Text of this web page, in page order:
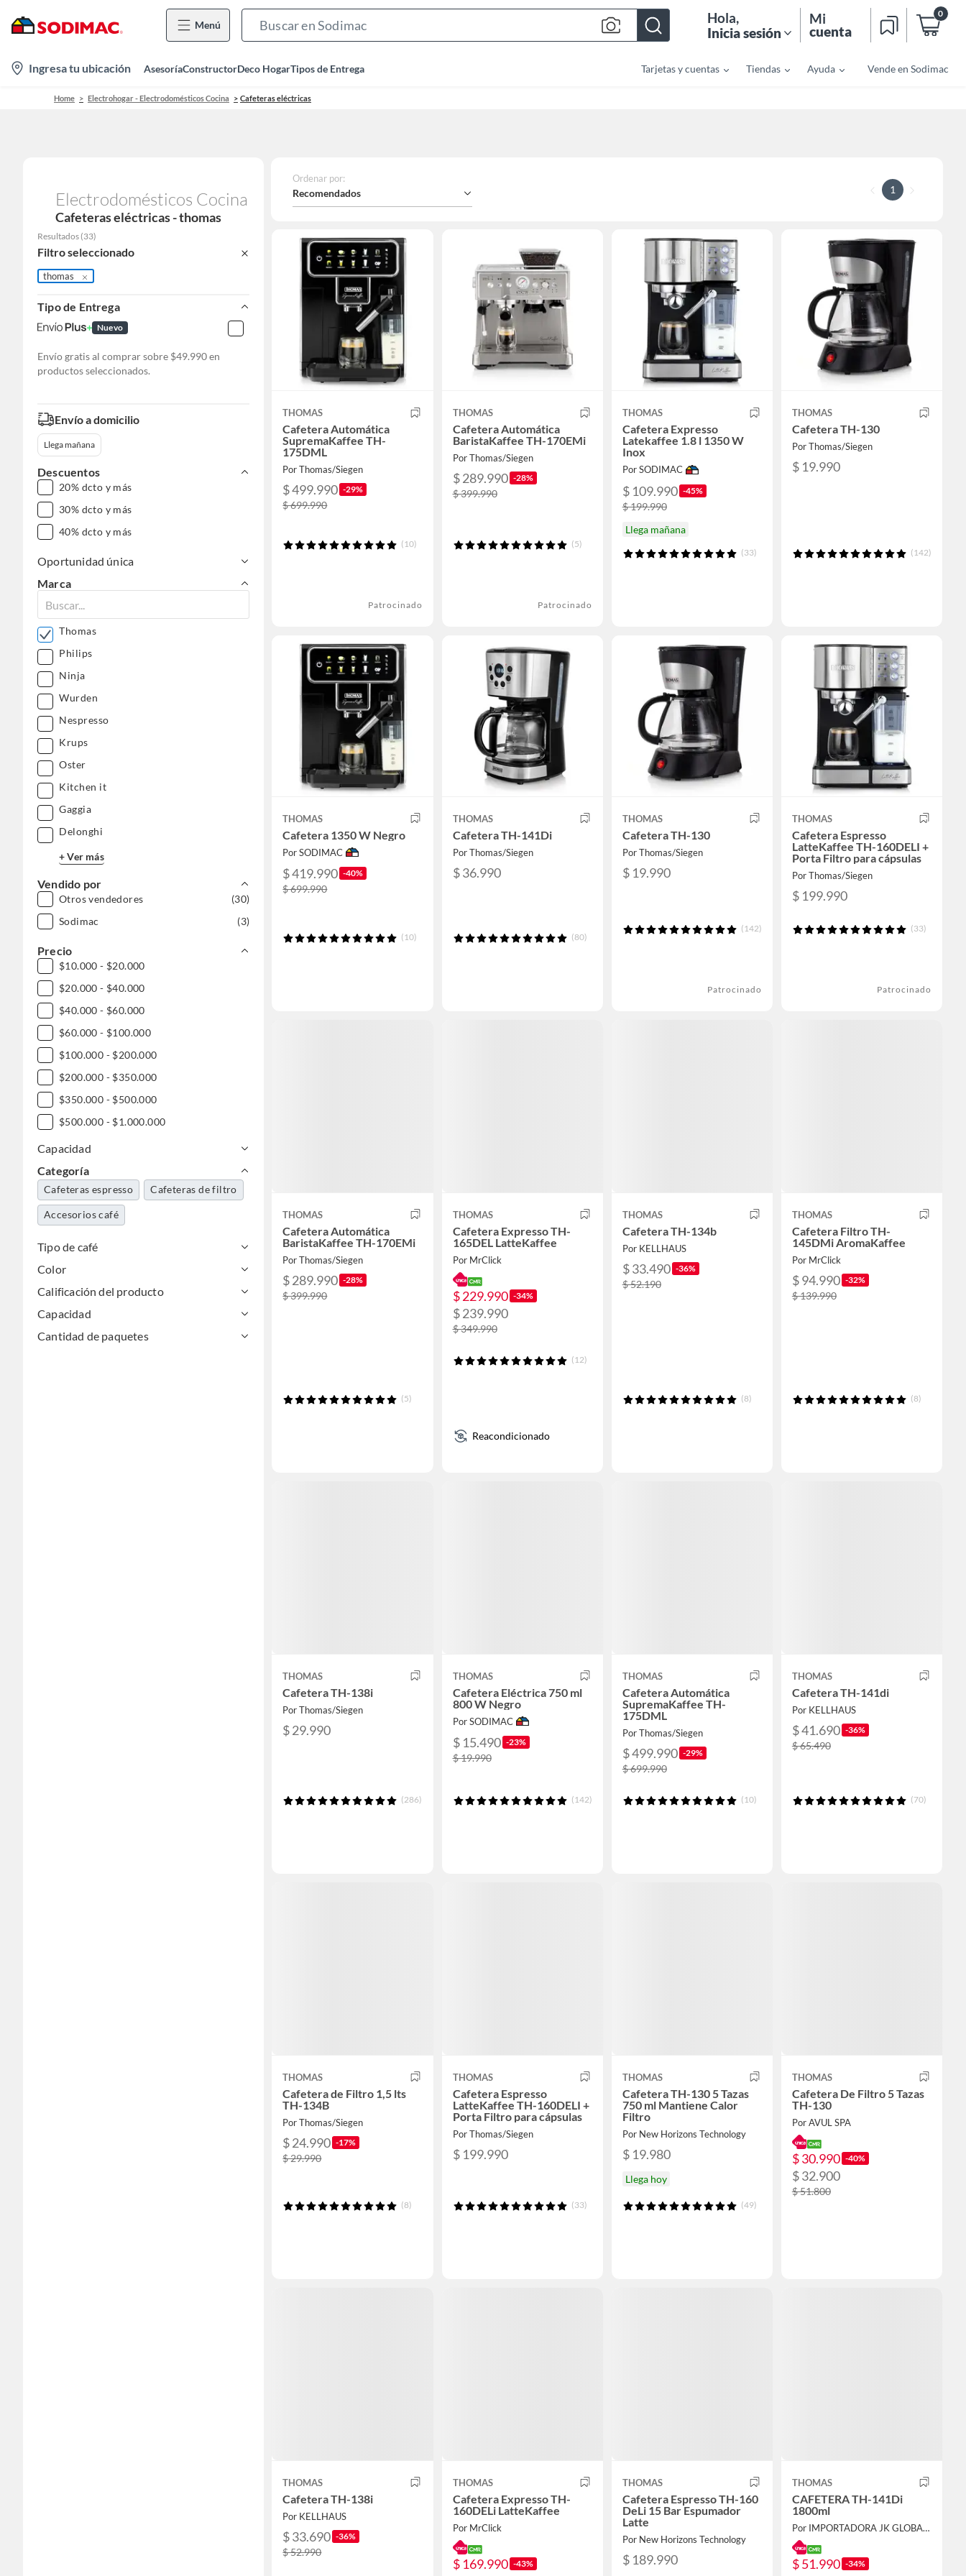
Menú
Bar
Hola,
Inicia sesión
Mi
cuenta
0
location-
icon
Ingresa tu ubicación AsesoríaConstructorDeco HogarTipos de Entrega Tarjetas y cuentas Tiendas Ayuda Vende en Sodimac
Home Electrohogar - Electrodomésticos Cocina Cafeteras eléctricas
Electrodomésticos Cocina
Cafeteras eléctricas - thomas
Resultados (33)
Filtro seleccionado
thomas
Tipo de Entrega
Nuevo
Envío gratis al comprar sobre $49.990 en
productos seleccionados.
Envío a domicilio
Llega mañana
Descuentos
20% dcto y más
30% dcto y más
40% dcto y más
Oportunidad única
Marca
Thomas
Philips
Ninja
Wurden
Nespresso
Krups
Oster
Kitchen it
Gaggia
Delonghi
+ Ver más
Vendido por
Otros vendedores
(30)
Sodimac
(3)
Precio
$10.000 - $20.000
$20.000 - $40.000
$40.000 - $60.000
$60.000 - $100.000
$100.000 - $200.000
$200.000 - $350.000
$350.000 - $500.000
$500.000 - $1.000.000
Capacidad
Categoría
Cafeteras espresso Cafeteras de filtro
Accesorios café
Tipo de café
Color
Calificación del producto
Capacidad
Cantidad de paquetes
Ordenar por:
Recomendados 1
THOMAS
Cafetera Automática
SupremaKaffee TH-
175DML
Por Thomas/Siegen
$ 499.990 -29%
$ 699.990
(10)
Patrocinado
THOMAS
Cafetera Automática
BaristaKaffee TH-170EMi
Por Thomas/Siegen
$ 289.990 -28%
$ 399.990
(5)
Patrocinado
THOMAS
Cafetera Expresso
Latekaffee 1.8 l 1350 W
Inox
Por SODIMAC
$ 109.990 -45%
$ 199.990
Llega mañana
(33)
THOMAS
Cafetera TH-130
Por Thomas/Siegen
$ 19.990
(142)
THOMAS
Cafetera 1350 W Negro
Por SODIMAC
$ 419.990 -40%
$ 699.990
(10)
THOMAS
Cafetera TH-141Di
Por Thomas/Siegen
$ 36.990
(80)
THOMAS
Cafetera TH-130
Por Thomas/Siegen
$ 19.990
(142)
Patrocinado
THOMAS
Cafetera Espresso
LatteKaffee TH-160DELI +
Porta Filtro para cápsulas
Por Thomas/Siegen
$ 199.990
(33)
Patrocinado
THOMAS
Cafetera Automática
BaristaKaffee TH-170EMi
Por Thomas/Siegen
$ 289.990 -28%
$ 399.990
(5)
THOMAS
Cafetera Expresso TH-
165DEL LatteKaffee
Por MrClick
$ 229.990 -34%
$ 239.990
$ 349.990
(12)
Reacondicionado
THOMAS
Cafetera TH-134b
Por KELLHAUS
$ 33.490 -36%
$ 52.190
(8)
THOMAS
Cafetera Filtro TH-
145DMi AromaKaffee
Por MrClick
$ 94.990 -32%
$ 139.990
(8)
THOMAS
Cafetera TH-138i
Por Thomas/Siegen
$ 29.990
(286)
THOMAS
Cafetera Eléctrica 750 ml
800 W Negro
Por SODIMAC
$ 15.490 -23%
$ 19.990
(142)
THOMAS
Cafetera Automática
SupremaKaffee TH-
175DML
Por Thomas/Siegen
$ 499.990 -29%
$ 699.990
(10)
THOMAS
Cafetera TH-141di
Por KELLHAUS
$ 41.690 -36%
$ 65.490
(70)
THOMAS
Cafetera de Filtro 1,5 lts
TH-134B
Por Thomas/Siegen
$ 24.990 -17%
$ 29.990
(8)
THOMAS
Cafetera Espresso
LatteKaffee TH-160DELI +
Porta Filtro para cápsulas
Por Thomas/Siegen
$ 199.990
(33)
THOMAS
Cafetera TH-130 5 Tazas
750 ml Mantiene Calor
Filtro
Por New Horizons Technology
$ 19.980
Llega hoy
(49)
THOMAS
Cafetera De Filtro 5 Tazas
TH-130
Por AVUL SPA
$ 30.990 -40%
$ 32.900
$ 51.800
THOMAS
Cafetera TH-138i
Por KELLHAUS
$ 33.690 -36%
$ 52.990
THOMAS
Cafetera Expresso TH-
160DELi LatteKaffee
Por MrClick
$ 169.990 -43%
THOMAS
Cafetera Espresso TH-160
DeLi 15 Bar Espumador
Latte
Por New Horizons Technology
$ 189.990
THOMAS
CAFETERA TH-141Di
1800ml
Por IMPORTADORA JK GLOBAL SPA
$ 51.990 -34%